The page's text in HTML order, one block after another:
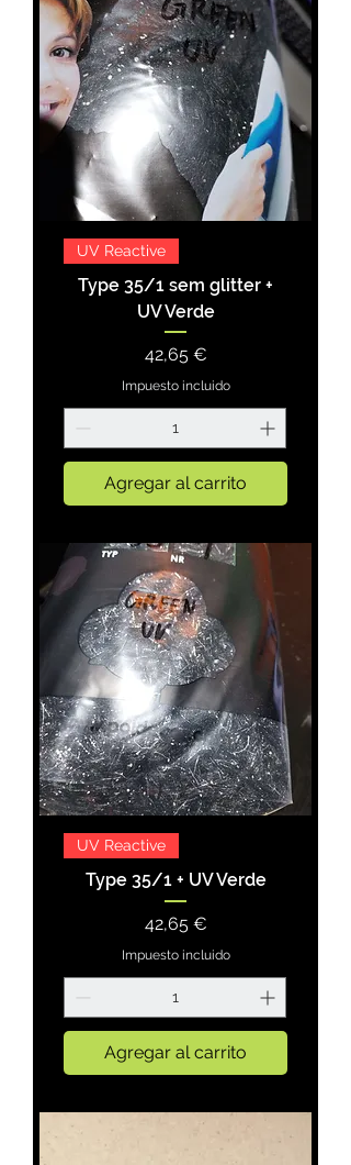
UV Reactive
Type 35/1 sem glitter +
UV Verde
Precio
42,65 €
Impuesto incluido
Agregar al carrito
UV Reactive
Type 35/1 + UV Verde
Precio
42,65 €
Impuesto incluido
Agregar al carrito